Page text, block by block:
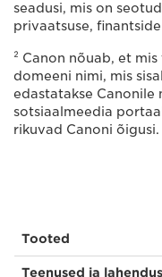
seadusi, mis on
privaatsuse,
² Canon nõuab, et
domeeni nimi, mis
edastatakse Canonile
sotsiaalmeedia
rikuvad Canoni õigusi.
Tooted
Teenused ja